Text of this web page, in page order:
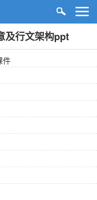
及行文架构ppt
件